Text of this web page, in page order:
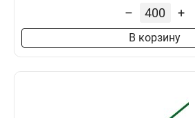
– +
В корзину